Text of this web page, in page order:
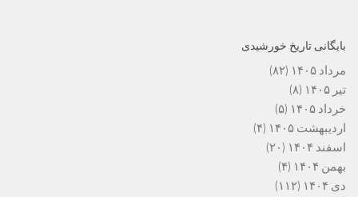
بایگانی تاریخ خورشیدی
مرداد ۱۴۰۵
(۸۲)
تیر ۱۴۰۵
(۸)
خرداد ۱۴۰۵
(۵)
اردیبهشت ۱۴۰۵
(۴)
اسفند ۱۴۰۴
(۲۰)
بهمن ۱۴۰۴
(۴)
دی ۱۴۰۴
(۱۱۲)